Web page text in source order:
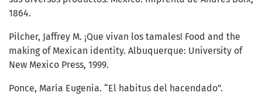
1864.
Pilcher, Jaffrey M. ¡Que vivan los tamales! Food and the
making of Mexican identity. Albuquerque: University of
New Mexico Press, 1999.
Ponce, María Eugenia. “El habitus del hacendado”.